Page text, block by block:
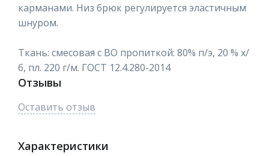
карманами. Низ брюк регулируется эластичным
шнуром.
Ткань: смесовая с ВО пропиткой: 80% п/э, 20 % х/
б, пл. 220 г/м. ГОСТ 12.4.280-2014
Отзывы
Оставить отзыв
Характеристики